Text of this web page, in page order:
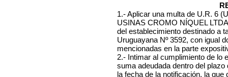
1.- Aplicar una multa de U.R. 6
USINAS CROMO NÍQUEL
del establecimiento destinado a
Uruguayana Nº 3592, con igual
mencionadas en la parte
2.- Intimar al cumplimiento de lo
suma adeudada dentro del
la fecha de la notificación, la